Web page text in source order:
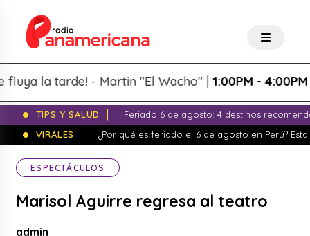
la tarde! - Martin "El Wacho" |1:00PM - 4:00PM
TIPS Y SALUD
Feriado 6 de agosto: 4 destinos
VIRALES
¿Por qué es feriado el 6 de agosto en Perú?
ESPECTÁCULOS
Marisol Aguirre regresa al teatro
admin